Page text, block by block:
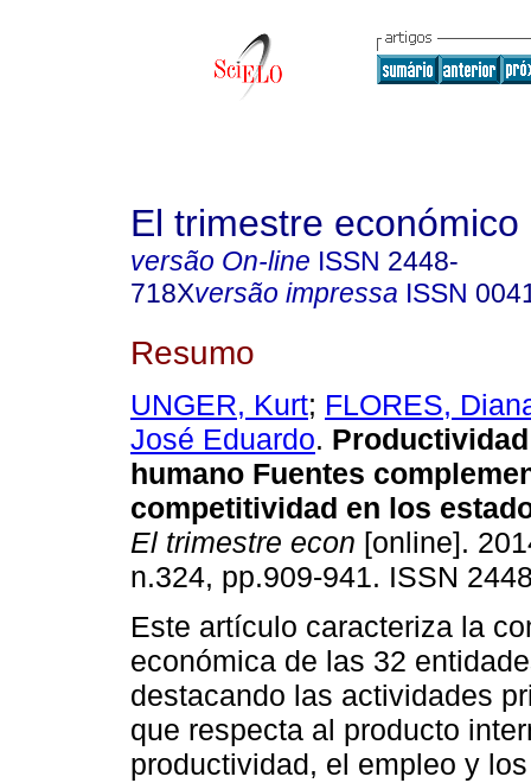
El trimestre económico
versão On-line ISSN 2448-
718Xversão impressa ISSN
Resumo
UNGER, Kurt; FLORES,
José Eduardo.
humano Fuentes
competitividad en los
El trimestre econ [online].
n.324, pp.909-941. ISSN
Este artículo caracteriza la
económica de las 32
destacando las actividades
que respecta al producto
productividad, el empleo y